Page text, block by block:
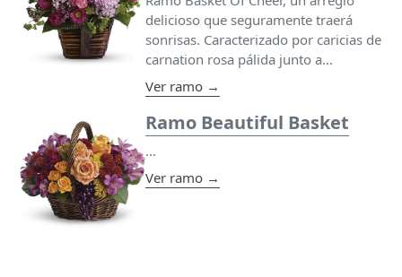
delicioso que seguramente traerá
sonrisas. Caracterizado por caricias de
carnation rosa pálida junto a...
Ver ramo →
Ramo Beautiful Basket
...
Ver ramo →